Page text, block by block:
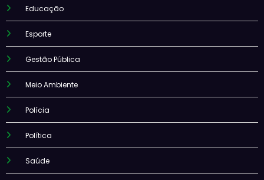
Educação
Esporte
Gestão Pública
Meio Ambiente
Polícia
Política
Saúde